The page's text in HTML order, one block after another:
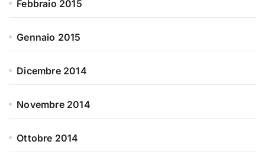
Febbraio 2015
Gennaio 2015
Dicembre 2014
Novembre 2014
Ottobre 2014